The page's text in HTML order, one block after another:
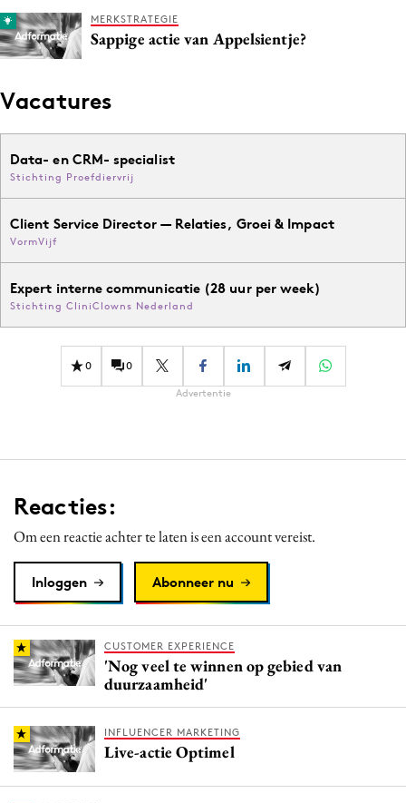
MERKSTRATEGIE
Sappige actie van Appelsientje?
Vacatures
Data- en CRM- specialist
Stichting Proefdiervrij
Client Service Director — Relaties, Groei & Impact
VormVijf
Expert interne communicatie (28 uur per week)
Stichting CliniClowns Nederland
0 0
Advertentie
Reacties:
Om een reactie achter te laten is een account vereist.
Inloggen Abonneer nu
CUSTOMER EXPERIENCE
'Nog veel te winnen op gebied van
duurzaamheid'
INFLUENCER MARKETING
Live-actie Optimel